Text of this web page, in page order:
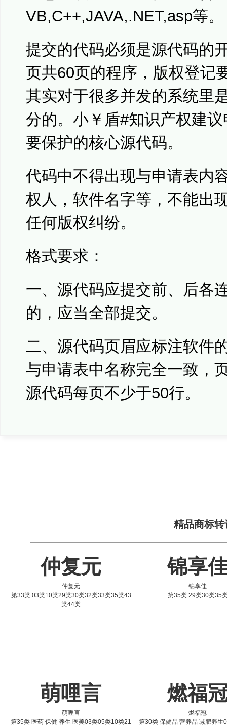
VB,C++,JAVA,.NET,asp等。
提交的代码必须是源代码的
页共60页的程序，版权登记
其实对于很多并发的系统里
分的。小￥盾#知识产权建
要保护的核心源代码。
代码中不得出现与申请表内
权人，软件名字等，不能出
任何版权纠纷。
格式要求：
一、源代码应提交前、后各
的，应当全部提交。
二、源代码页眉应标注软件
与申请表中名称完全一致，
源代码每页不少于50行。
精品商标转
仲复元
仲复元
第33类 03类10类29类30类32类33类35类43
类44类
锦享
锦享佳
第35类 29类30类35
萌哩言
萌哩言
第35类 医药 保健 养生 医美03类05类10类21
燃福
燃福冠
第30类 保健品 营养品 减肥养生